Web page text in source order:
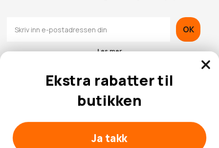
OK
Les mer
Kundeservice
Ekstra rabatter til
butikken
Ja takk